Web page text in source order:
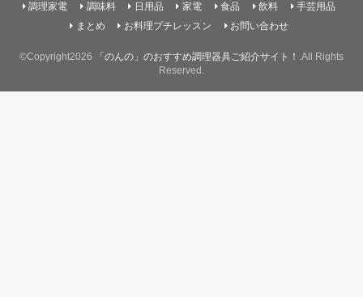
調理家電
調味料 日用品 家電 食品 飲料
手芸用品
まとめ
お料理プチレッスン お問い合わせ
©Copyright2026 「のんの」のおすすめ調理器具ご紹介サイト！
.All Rights
Reserved.